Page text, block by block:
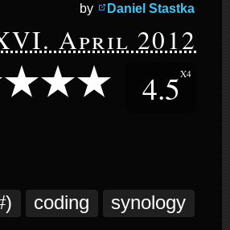
by Daniel Stastka
April 2012
X4
4.5
coding synology